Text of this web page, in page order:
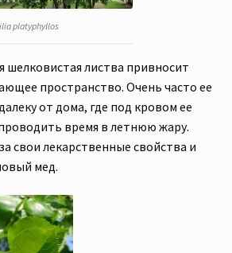
platyphyllos
шелковистая листва привносит
пространство. Очень часто ее
от дома, где под кровом ее
время в летнюю жару.
свои лекарственные свойства и
мед.